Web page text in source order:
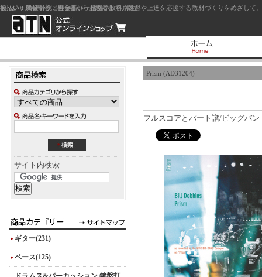
ジャズを中心に初心者から上級者まで、練習や上達を応援する教材づくりをめざし
サイト内検索
ギター(231)
ベース(125)
Prism (AD31204)
フルスコアとパート譜/ビッグバン
前払い：クレジットカード（一括払い）
後払い：代金引換（現金払い・代引手数料別途）
前払い：PayPay